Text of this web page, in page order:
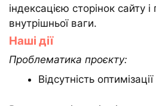
індексацією сторінок сайту
внутрішньої ваги.
Наші дії
Проблематика проєкту:
Відсутність